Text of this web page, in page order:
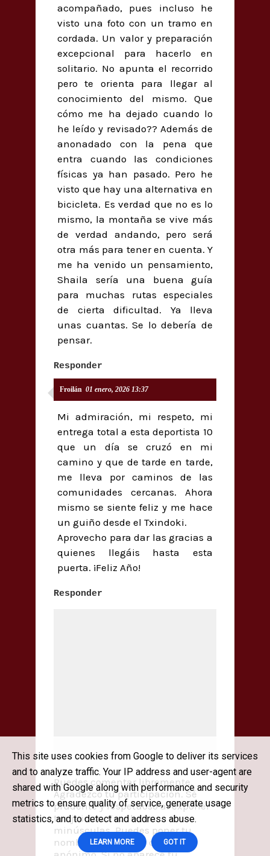
acompañado, pues incluso he
visto una foto con un tramo en
cordada. Un valor y preparación
excepcional para hacerlo en
solitario. No apunta el recorrido
pero te orienta para llegar al
conocimiento del mismo. Que
cómo me ha dejado cuando lo
he leído y revisado?? Además de
anonadado con la pena que
entra cuando las condiciones
físicas ya han pasado. Pero he
visto que hay una alternativa en
bicicleta. Es verdad que no es lo
mismo, la montaña se vive más
de verdad andando, pero será
otra más para tener en cuenta. Y
me ha venido un pensamiento,
Shaila sería una buena guía
para muchas rutas especiales
de cierta dificultad. Ya lleva
unas cuantas. Se lo debería de
pensar.
Responder
Froilán 01 enero, 2026 13:37
Mi admiración, mi respeto, mi
entrega total a esta deportista 10
que un día se cruzó en mi
camino y que de tarde en tarde,
me lleva por caminos de las
comunidades cercanas. Ahora
mismo se siente feliz y me hace
un guiño desde el Txindoki.
Aprovecho para dar las gracias a
quienes llegáis hasta esta
puerta. ¡Feliz Año!
Responder
Puedes comentar libremente.
Agradezco tu participación. Sé
prudente y respetuoso al exponer
tus juicios. Escribe en
minúsculas. Puedes poner tu
nombre o comentar como
This site uses cookies from Google to deliver its services
and to analyze traffic. Your IP address and user-agent are
shared with Google along with performance and security
metrics to ensure quality of service, generate usage
statistics, and to detect and address abuse.
LEARN MORE GOT IT